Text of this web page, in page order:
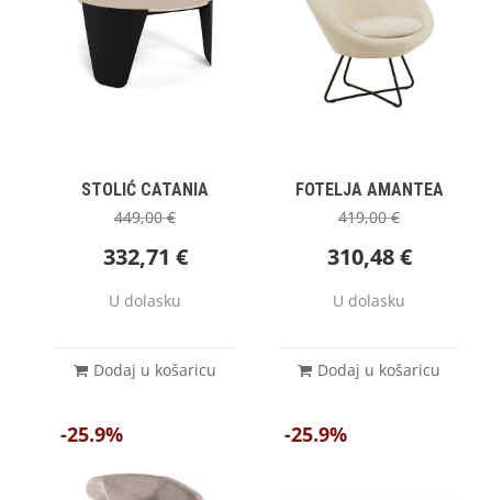
STOLIĆ CATANIA
449,00€
332,71 €
U dolasku
Dodaj u košaricu
FOTELJA AMANTEA
419,00€
310,48€
U dolasku
Dodaj u košaricu
-25.9% -25.9%